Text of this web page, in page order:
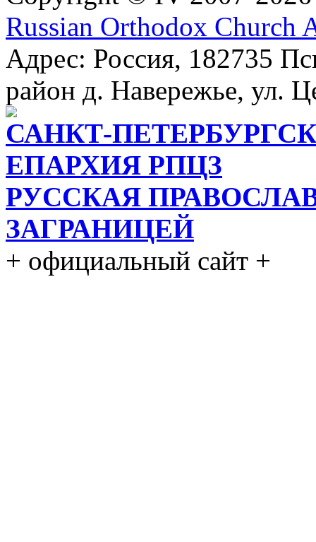
Russian Orthodox Church
Адрес: Россия, 182735
район д. Навережье, ул.
САНКТ-
ЕПАРХИЯ РПЦЗ
РУССКАЯ
ЗАГРАНИЦЕЙ
+ официальный сайт +